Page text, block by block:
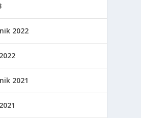
2022
2021